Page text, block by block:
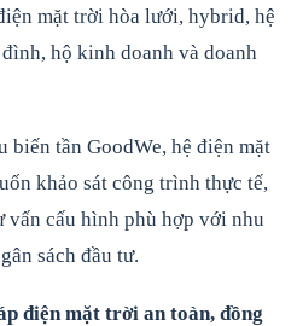
mặt trời hòa lưới, hybrid, hệ
hộ kinh doanh và doanh
biến tần GoodWe, hệ điện mặt
khảo sát công trình thực tế,
vấn cấu hình phù hợp với nhu
sách đầu tư.
điện mặt trời an toàn, đồng